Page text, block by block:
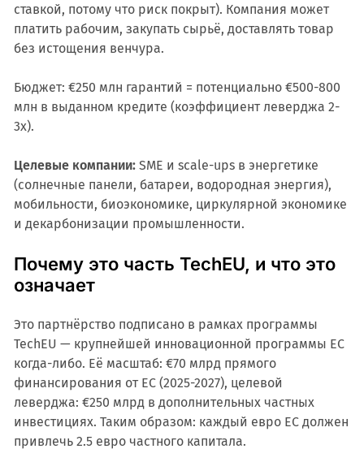
ставкой, потому что риск покрыт). Компания может
платить рабочим, закупать сырьё, доставлять товар
без истощения венчура.
Бюджет: €250 млн гарантий = потенциально €500-800
млн в выданном кредите (коэффициент леверджа 2-
3x).
Целевые компании:SME и scale-ups в энергетике
(солнечные панели, батареи, водородная энергия),
мобильности, биоэкономике, циркулярной экономике
и декарбонизации промышленности.
Почему это часть TechEU, и что это
означает
Это партнёрство подписано в рамках программы
TechEU — крупнейшей инновационной программы ЕС
когда-либо. Её масштаб: €70 млрд прямого
финансирования от ЕС (2025-2027), целевой
леверджа: €250 млрд в дополнительных частных
инвестициях. Таким образом: каждый евро ЕС должен
привлечь 2.5 евро частного капитала.